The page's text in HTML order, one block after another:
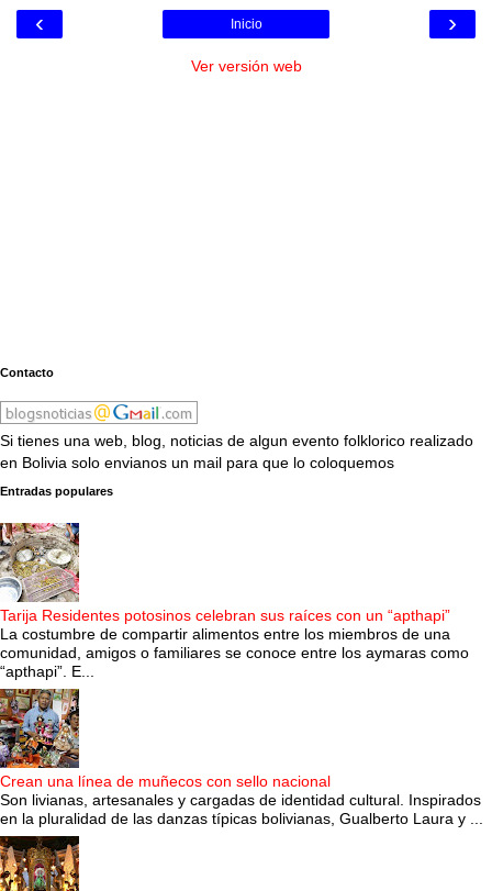
‹ ›
Inicio
Ver versión web
Contacto
Si tienes una web, blog, noticias de algun evento folklorico realizado
en Bolivia solo envianos un mail para que lo coloquemos
Entradas populares
Tarija Residentes potosinos celebran sus raíces con un “apthapi”
La costumbre de compartir alimentos entre los miembros de una
comunidad, amigos o familiares se conoce entre los aymaras como
“apthapi”. E...
Crean una línea de muñecos con sello nacional
Son livianas, artesanales y cargadas de identidad cultural. Inspirados
en la pluralidad de las danzas típicas bolivianas, Gualberto Laura y ...